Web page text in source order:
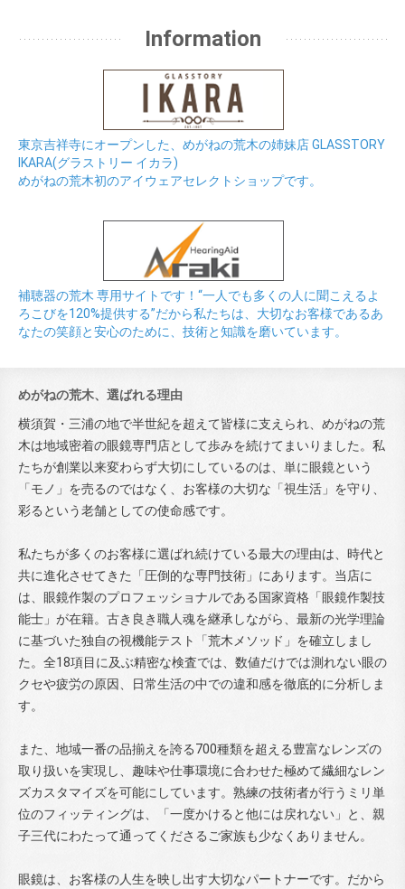
Information
東京吉祥寺にオープンした、めがねの荒木の姉妹店 GLASSTORY
IKARA(グラストリー イカラ)
めがねの荒木初のアイウェアセレクトショップです。
補聴器の荒木 専用サイトです！“一人でも多くの人に聞こえるよ
ろこびを120%提供する”だから私たちは、大切なお客様であるあ
なたの笑顔と安心のために、技術と知識を磨いています。
めがねの荒木、選ばれる理由
横須賀・三浦の地で半世紀を超えて皆様に支えられ、めがねの荒
木は地域密着の眼鏡専門店として歩みを続けてまいりました。私
たちが創業以来変わらず大切にしているのは、単に眼鏡という
「モノ」を売るのではなく、お客様の大切な「視生活」を守り、
彩るという老舗としての使命感です。
私たちが多くのお客様に選ばれ続けている最大の理由は、時代と
共に進化させてきた「圧倒的な専門技術」にあります。当店に
は、眼鏡作製のプロフェッショナルである国家資格「眼鏡作製技
能士」が在籍。古き良き職人魂を継承しながら、最新の光学理論
に基づいた独自の視機能テスト「荒木メソッド」を確立しまし
た。全18項目に及ぶ精密な検査では、数値だけでは測れない眼の
クセや疲労の原因、日常生活の中での違和感を徹底的に分析しま
す。
また、地域一番の品揃えを誇る700種類を超える豊富なレンズの
取り扱いを実現し、趣味や仕事環境に合わせた極めて繊細なレン
ズカスタマイズを可能にしています。熟練の技術者が行うミリ単
位のフィッティングは、「一度かけると他には戻れない」と、親
子三代にわたって通ってくださるご家族も少なくありません。
眼鏡は、お客様の人生を映し出す大切なパートナーです。だから